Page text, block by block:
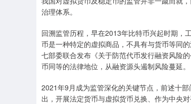
治理体系。
回溯监管历程，早在2013年比特币兴起时期，
币是一种特定的虚拟商品，不具有与货币等同
七部委联合发布《关于防范代币发行融资风险
币同等的法律地位，从融资源头遏制风险蔓延。
2021年9月成为监管深化的关键节点，前述十
出，开展法定货币与虚拟货币兑换、作为中央